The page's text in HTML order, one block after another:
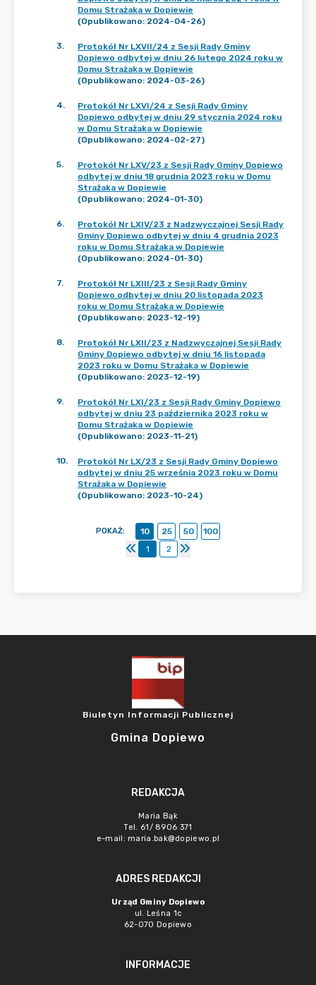
Domu Strażaka w Dopiewie
(Opublikowano: 2024-04-26)
3.
Protokół Nr LXVII/24 z Sesji Rady Gminy
Dopiewo odbytej w dniu 26 lutego 2024 roku w
Domu Strażaka w Dopiewie
(Opublikowano: 2024-03-26)
4.
Protokół Nr LXVI/24 z Sesji Rady Gminy
Dopiewo odbytej w dniu 29 stycznia 2024 roku
w Domu Strażaka w Dopiewie
(Opublikowano: 2024-02-27)
5.
Protokół Nr LXV/23 z Sesji Rady Gminy Dopiewo
odbytej w dniu 18 grudnia 2023 roku w Domu
Strażaka w Dopiewie
(Opublikowano: 2024-01-30)
6.
Protokół Nr LXIV/23 z Nadzwyczajnej Sesji Rady
Gminy Dopiewo odbytej w dniu 4 grudnia 2023
roku w Domu Strażaka w Dopiewie
(Opublikowano: 2024-01-30)
7.
Protokół Nr LXIII/23 z Sesji Rady Gminy
Dopiewo odbytej w dniu 20 listopada 2023
roku w Domu Strażaka w Dopiewie
(Opublikowano: 2023-12-19)
8.
Protokół Nr LXII/23 z Nadzwyczajnej Sesji Rady
Gminy Dopiewo odbytej w dniu 16 listopada
2023 roku w Domu Strażaka w Dopiewie
(Opublikowano: 2023-12-19)
9.
Protokół Nr LXI/23 z Sesji Rady Gminy Dopiewo
odbytej w dniu 23 października 2023 roku w
Domu Strażaka w Dopiewie
(Opublikowano: 2023-11-21)
10.
Protokół Nr LX/23 z Sesji Rady Gminy Dopiewo
odbytej w dniu 25 września 2023 roku w Domu
Strażaka w Dopiewie
(Opublikowano: 2023-10-24)
POKAŻ: 10 25 50
100
1
2
Biuletyn Informacji Publicznej
Gmina Dopiewo
REDAKCJA
Maria Bąk
Tel. 61/ 8906 371
e-mail: maria.bak@dopiewo.pl
ADRES REDAKCJI
Urząd Gminy Dopiewo
ul. Leśna 1c
62-070 Dopiewo
INFORMACJE